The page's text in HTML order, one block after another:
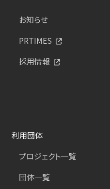
お知らせ
PRTIMES
採用情報
利用団体
プロジェクト一覧
団体一覧